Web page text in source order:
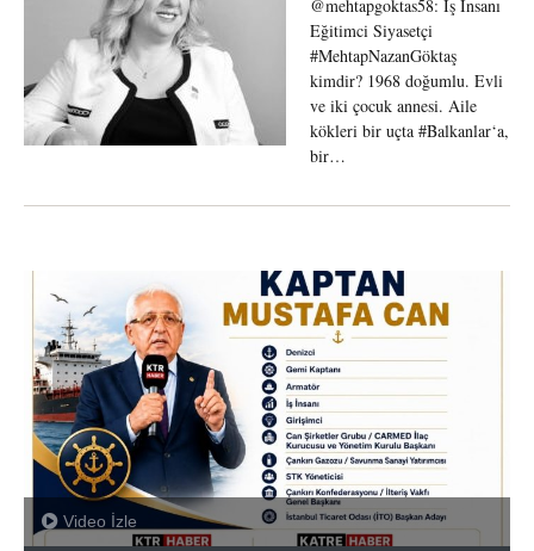
@mehtapgoktas58: İş İnsanı
Eğitimci Siyasetçi
#MehtapNazanGöktaş
kimdir? 1968 doğumlu. Evli
ve iki çocuk annesi. Aile
kökleri bir uçta #Balkanlar‘a,
bir…
Video İzle